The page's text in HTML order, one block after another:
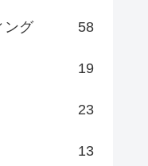
ング 58
19
23
13